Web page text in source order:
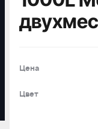
Цена
Цвет